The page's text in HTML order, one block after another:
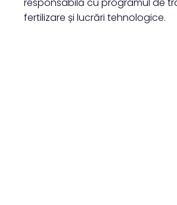
fertilizare și lucrări tehnologice.